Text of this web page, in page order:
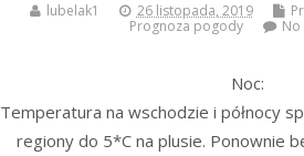
lubelak1 26 listopada, 2019
Prognoza pogody
Noc:
Temperatura na wschodzie i północy
regiony do 5*C na plusie. Ponownie